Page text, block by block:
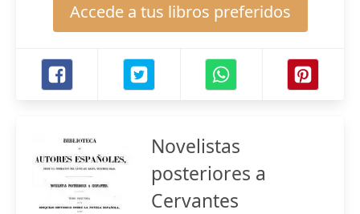
Accede a tus libros preferidos
Novelistas
posteriores a
Cervantes